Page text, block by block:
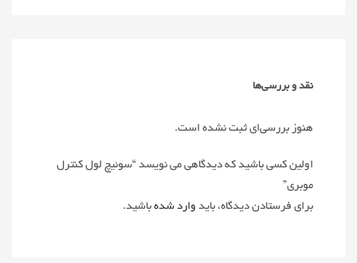
نقد و بررسی‌ها
هنوز بررسی‌ای ثبت نشده است.
اولین کسی باشید که دیدگاهی می نویسد “سوئیچ لول کنترل
موبری”
برای فرستادن دیدگاه، باید وارد شده باشید.